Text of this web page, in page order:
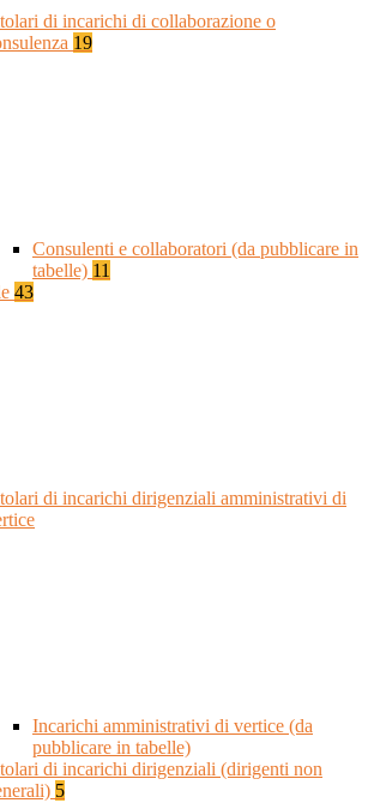
di incarichi di collaborazione o
19
Consulenti e collaboratori (da pubblicare in
tabelle) 11
43
di incarichi dirigenziali amministrativi di
Incarichi amministrativi di vertice (da
pubblicare in tabelle)
di incarichi dirigenziali (dirigenti non
5